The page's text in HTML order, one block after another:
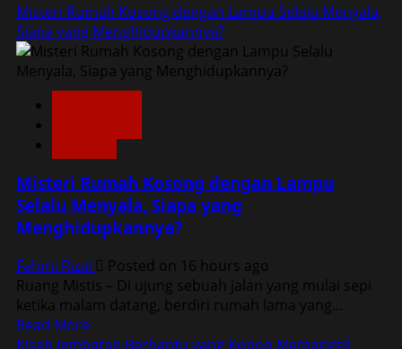
Misteri Rumah Kosong dengan Lampu Selalu Menyala,
Siapa yang Menghidupkannya?
Misteri Rumah Kosong dengan Lampu
Selalu Menyala, Siapa yang
Menghidupkannya?
Fahmi Rizal
Posted on 16 hours ago
Ruang Mistis – Di ujung sebuah jalan yang mulai sepi
ketika malam datang, berdiri rumah lama yang...
Read MoreRead
more
Kisah Jembatan Berhantu yang Konon Memanggil